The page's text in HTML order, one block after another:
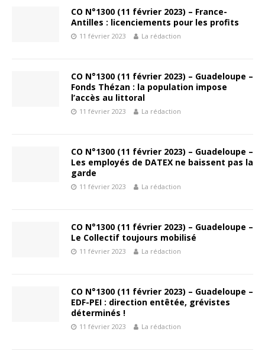
CO N°1300 (11 février 2023) – France-
Antilles : licenciements pour les profits
11 février 2023 La rédaction
CO N°1300 (11 février 2023) – Guadeloupe –
Fonds Thézan : la population impose
l’accès au littoral
11 février 2023 La rédaction
CO N°1300 (11 février 2023) – Guadeloupe –
Les employés de DATEX ne baissent pas la
garde
11 février 2023 La rédaction
CO N°1300 (11 février 2023) – Guadeloupe –
Le Collectif toujours mobilisé
11 février 2023 La rédaction
CO N°1300 (11 février 2023) – Guadeloupe –
EDF-PEI : direction entêtée, grévistes
déterminés !
11 février 2023 La rédaction